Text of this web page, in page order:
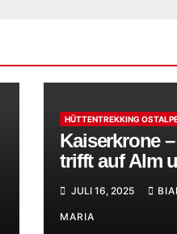
HÜTTENTREKKING
Kaiserkrone
trifft auf Alm
JULI 16, 2025
MARIA